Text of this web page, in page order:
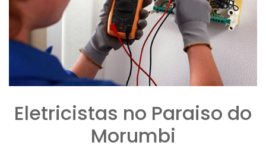
Eletricistas no Paraiso do
Morumbi